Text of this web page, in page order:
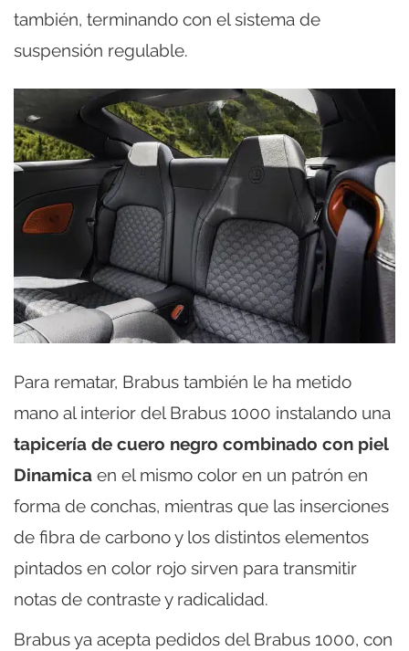
también, terminando con el sistema de
suspensión regulable.
Para rematar, Brabus también le ha metido
mano al interior del Brabus 1000 instalando una
tapicería de cuero negro combinado con piel
Dinamica en el mismo color en un patrón en
forma de conchas, mientras que las inserciones
de fibra de carbono y los distintos elementos
pintados en color rojo sirven para transmitir
notas de contraste y radicalidad.
Brabus ya acepta pedidos del Brabus 1000, con